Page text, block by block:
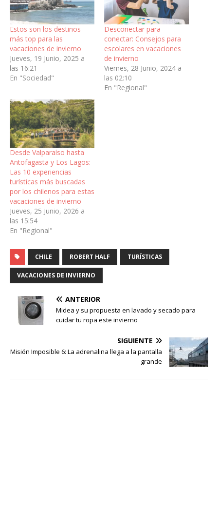
Estos son los destinos
más top para las
vacaciones de invierno
Jueves, 19 Junio, 2025 a
las 16:21
En "Sociedad"
Desconectar para
conectar: Consejos para
escolares en vacaciones
de invierno
Viernes, 28 Junio, 2024 a
las 02:10
En "Regional"
Desde Valparaíso hasta
Antofagasta y Los Lagos:
Las 10 experiencias
turísticas más buscadas
por los chilenos para estas
vacaciones de invierno
Jueves, 25 Junio, 2026 a
las 15:54
En "Regional"
CHILE ROBERT HALF TURÍSTICAS
VACACIONES DE INVIERNO
ANTERIOR
Midea y su propuesta en lavado y secado para
cuidar tu ropa este invierno
SIGUIENTE
Misión Imposible 6: La adrenalina llega a la pantalla
grande